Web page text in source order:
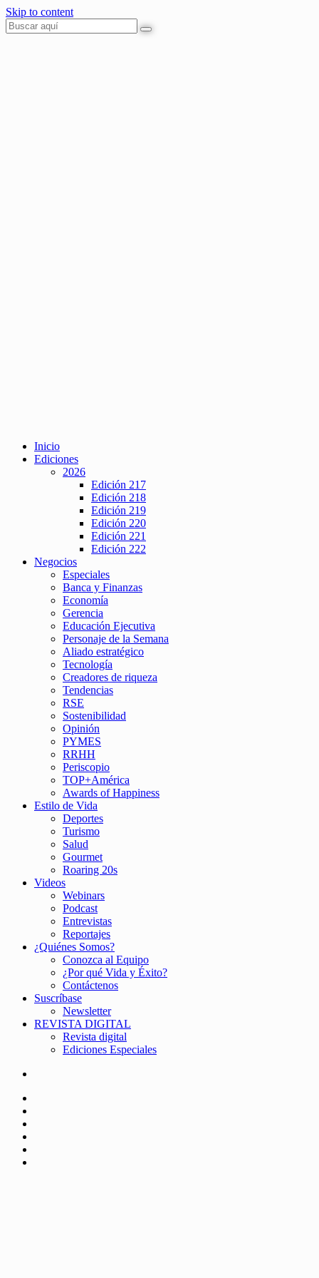
Skip to content
Inicio
Ediciones
2026
Edición 217
Edición 218
Edición 219
Edición 220
Edición 221
Edición 222
Negocios
Especiales
Banca y Finanzas
Economía
Gerencia
Educación Ejecutiva
Personaje de la Semana
Aliado estratégico
Tecnología
Creadores de riqueza
Tendencias
RSE
Sostenibilidad
Opinión
PYMES
RRHH
Periscopio
TOP+América
Awards of Happiness
Estilo de Vida
Deportes
Turismo
Salud
Gourmet
Roaring 20s
Videos
Webinars
Podcast
Entrevistas
Reportajes
¿Quiénes Somos?
Conozca al Equipo
¿Por qué Vida y Éxito?
Contáctenos
Suscríbase
Newsletter
REVISTA DIGITAL
Revista digital
Ediciones Especiales